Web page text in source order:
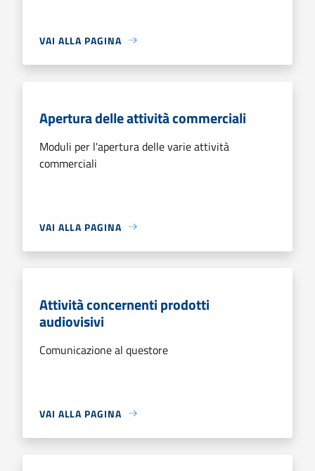
VAI ALLA PAGINA
Apertura delle attività commerciali
Moduli per l'apertura delle varie attività
commerciali
VAI ALLA PAGINA
Attività concernenti prodotti
audiovisivi
Comunicazione al questore
VAI ALLA PAGINA